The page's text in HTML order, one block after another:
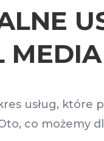
MEDIA
usług, które
co możemy